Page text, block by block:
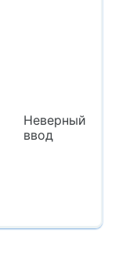
Неверный
ввод